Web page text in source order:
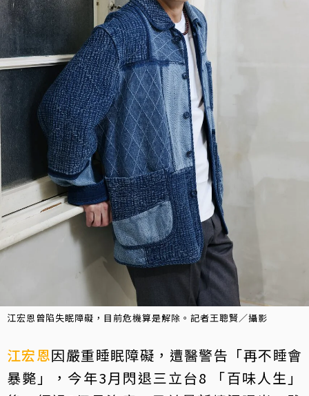
江宏恩曾陷失眠障礙，目前危機算是解除。記者王聰賢／攝影
江宏恩因嚴重睡眠障礙，遭醫警告「再不睡會
暴斃」，今年3月閃退三立台8 「百味人生」